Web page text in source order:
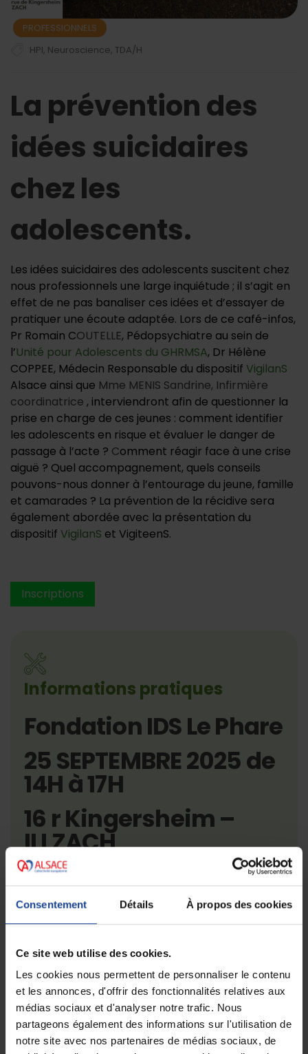
Consentement Détails À propos des cookies
Ce site web utilise des cookies.
Les cookies nous permettent de personnaliser le contenu
et les annonces, d'offrir des fonctionnalités relatives aux
médias sociaux et d'analyser notre trafic. Nous
partageons également des informations sur l'utilisation de
notre site avec nos partenaires de médias sociaux, de
PROFESSIONNELS
HPI, Neuroscience, TDA/H
La prévention des
idées suicidaires
chez les
adolescents.
Les idées suicidaires des adolescents suscitent chez
nous professionnels une large inquiétude ; il s’agit en
effet de ne pas banaliser ces idées et d’essayer de
pratiquer une écoute adaptée. Lors de ce café-infos,
Pr Romain COUTELLE, Pédopsychiatre au sein de
l’Unité pour Adolescents du GHRMSA, Dr Hélène
COPPEE, Médecin Responsable du dispositif VigilanS
Alsace ainsi que Mme MENIS Sandrine, Infirmière
coordinatrice , interviendront afin de questionner la
prise en charge de ces jeunes : comment identifier
les adolescents en risque et évaluer le danger de
passage à l’acte ? Comment réagir face à une crise
aiguë ? Quel accompagnement, quels conseils
pouvons-nous donner à l’entourage du jeune, famille
et camarades ? La prévention de la récidive sera
également abordée avec la présentation du
dispositif VigilanS et VigiteenS.
Inscriptions
Informations pratiques
Fondation IDS Le Phare
25 SEPTEMBRE 2025 de
14H à 17H
16 r Kingersheim –
ILLZACH
Inscriptions
PRÉCÉDENT
Une antenne de la Maison des Adolescents à Guebwiller !
SUIVANT
Harcèlement et cyberharcèlement chez les jeunes en Alsace : Prévenir, comprendre et accompagner